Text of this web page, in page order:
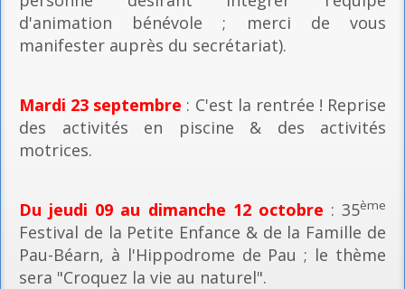
d'animation bénévole ; merci de vous
manifester auprès du secrétariat).
Mardi 23 septembre : C'est la rentrée ! Reprise
des activités en piscine & des activités
motrices.
Du jeudi 09 au dimanche 12 octobre : 35ème
Festival de la Petite Enfance & de la Famille de
Pau-Béarn, à l'Hippodrome de Pau ; le thème
sera "Croquez la vie au naturel".